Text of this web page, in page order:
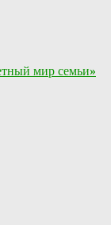
мир семьи»